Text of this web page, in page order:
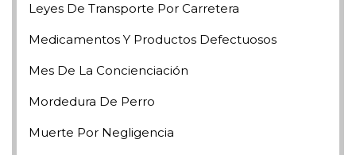
Leyes De Transporte Por Carretera
Medicamentos Y Productos Defectuosos
Mes De La Concienciación
Mordedura De Perro
Muerte Por Negligencia